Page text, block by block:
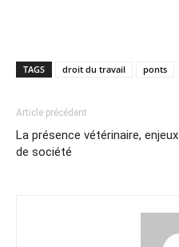
TAGS droit du travail ponts
Article précédent
La présence vétérinaire, enjeux
de société